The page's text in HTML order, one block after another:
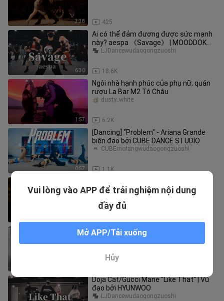
3:38 425
6:30
Ai có thể đảm đương được sức mạnh
này? aespa 《Savage》 | MOODDOK
Biên đạo 【LJ Dance】
18.6K
LJDancewudaogongzuoshi
1:57
Ngôi nhà hạnh phúc của phụ nữ, quán
rượu La Bar M2 Tô Châu
6.2K
dusty_white
0:57
[Dancing] "Problem" - Ariana Grande
biên đạo bởi CUBE DANCE STUDIO
1.1K
CUBEmofangwudaogongzuoshi
Wojiaolinbayi
Hàn Quốc hot dance pen shot
Doja Cat/Gucci Mane "Like That" | Vũ
đạo bởi HYUNWOO
LJDancewudaogongzuoshi
Vui lòng vào APP để trải nghiệm nội dung
đầy đủ
Mở APP/Tải xuống
Hủy